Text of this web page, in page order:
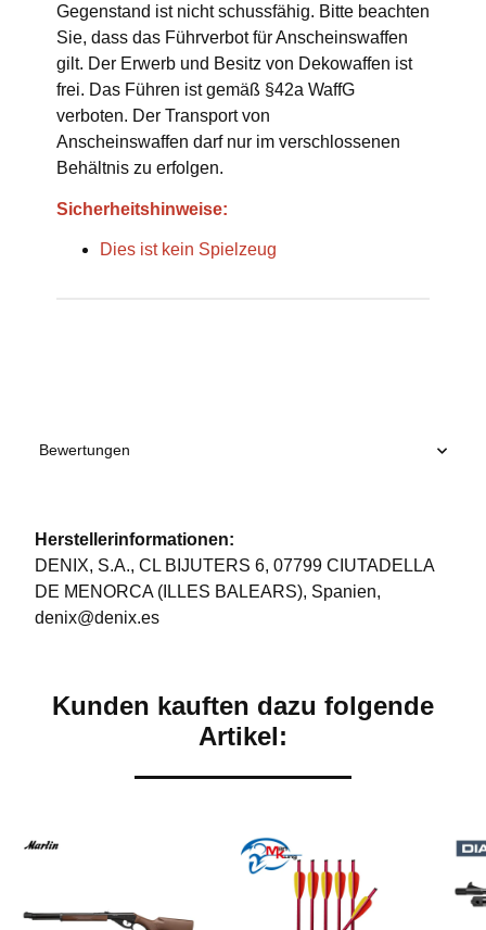
Gegenstand ist nicht schussfähig. Bitte beachten
Sie, dass das Führverbot für Anscheinswaffen
gilt. Der Erwerb und Besitz von Dekowaffen ist
frei. Das Führen ist gemäß §42a WaffG
verboten. Der Transport von
Anscheinswaffen darf nur im verschlossenen
Behältnis zu erfolgen.
Sicherheitshinweise:
Dies ist kein Spielzeug
Bewertungen
Herstellerinformationen:
DENIX, S.A., CL BIJUTERS 6, 07799 CIUTADELLA
DE MENORCA (ILLES BALEARS), Spanien,
denix@denix.es
Kunden kauften dazu folgende
Artikel: